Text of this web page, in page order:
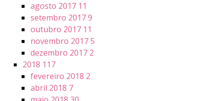
agosto 2017 11
setembro 20179
outubro 2017 11
novembro 20175
dezembro 2017 2
2018 117
fevereiro 2018 2
abril 2018 7